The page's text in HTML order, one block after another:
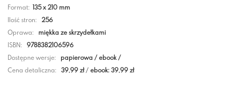
Format: 135 x 210 mm
Ilość stron:
256
Oprawa:
miękka ze skrzydełkami
ISBN:
9788382106596
Dostępne wersje:
papierowa / ebook /
Cena detaliczna:
39,99 zł/ebook: 39,99 zł